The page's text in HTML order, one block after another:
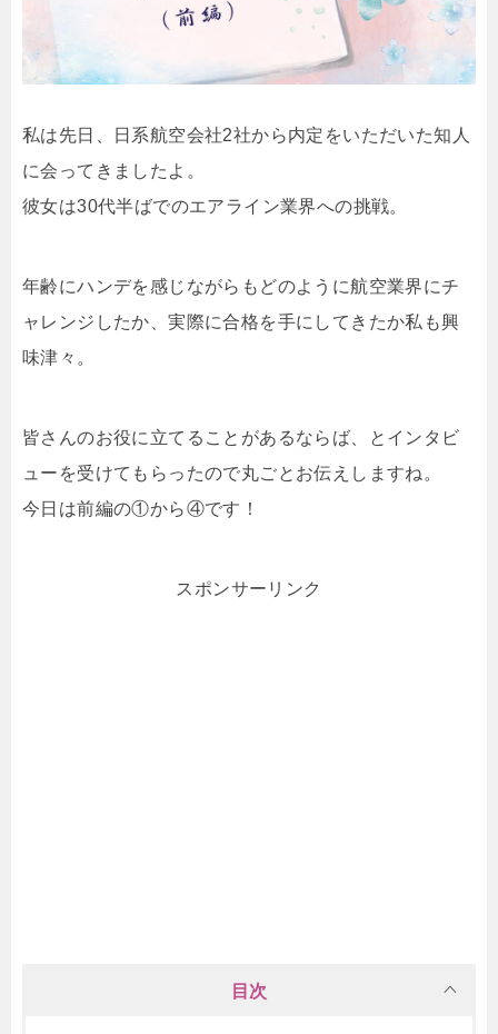
私は先日、日系航空会社2社から内定をいただいた知人
に会ってきましたよ。
彼女は30代半ばでのエアライン業界への挑戦。
年齢にハンデを感じながらもどのように航空業界にチ
ャレンジしたか、実際に合格を手にしてきたか私も興
味津々。
皆さんのお役に立てることがあるならば、とインタビ
ューを受けてもらったので丸ごとお伝えしますね。
今日は前編の①から④です！
スポンサーリンク
目次